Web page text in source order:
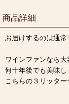
商品詳細
お届けするのは通
ワインファンなら大
何十年後でも美味し
こちらの３リッター